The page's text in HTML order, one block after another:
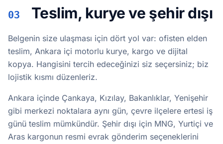
03 Teslim, kurye ve şehir dışı
Belgenin size ulaşması için dört yol var: ofisten elden
teslim, Ankara içi motorlu kurye, kargo ve dijital
kopya. Hangisini tercih edeceğinizi siz seçersiniz; biz
lojistik kısmı düzenleriz.
Ankara içinde Çankaya, Kızılay, Bakanlıklar, Yenişehir
gibi merkezi noktalara aynı gün, çevre ilçelere ertesi iş
günü teslim mümkündür. Şehir dışı için MNG, Yurtiçi ve
Aras kargonun resmi evrak gönderim seçeneklerini